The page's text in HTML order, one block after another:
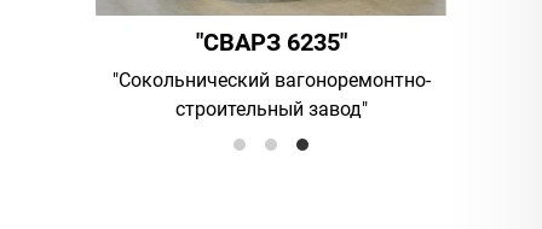
"СВАРЗ 6235"
"Сокольнический вагоноремонтно-
строительный завод"